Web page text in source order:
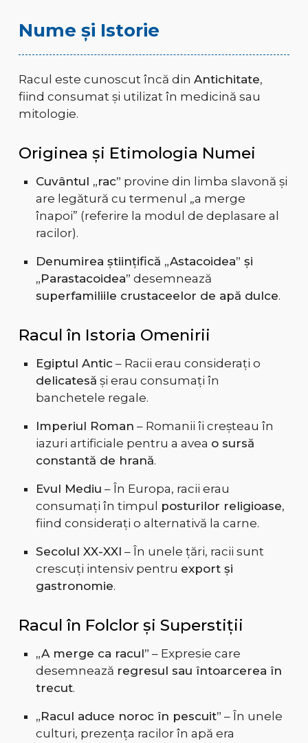
Nume și Istorie
Racul este cunoscut încă din Antichitate,
fiind consumat și utilizat în medicină sau
mitologie.
Originea și Etimologia Numei
Cuvântul „rac” provine din limba slavonă și
are legătură cu termenul „a merge
înapoi” (referire la modul de deplasare al
racilor).
Denumirea științifică „Astacoidea” și
„Parastacoidea” desemnează
superfamiliile crustaceelor de apă dulce.
Racul în Istoria Omenirii
Egiptul Antic– Racii erau considerați o
delicatesă și erau consumați în
banchetele regale.
Imperiul Roman – Romanii îi creșteau în
iazuri artificiale pentru a avea o sursă
constantă de hrană.
Evul Mediu – În Europa, racii erau
consumați în timpul
posturilor religioase,
fiind considerați o alternativă la carne.
Secolul XX-XXI – În unele țări, racii sunt
crescuți intensiv pentru export și
gastronomie.
Racul în Folclor și Superstiții
„A merge ca racul” – Expresie care
desemnează regresul sau întoarcerea în
trecut.
„Racul aduce noroc în pescuit” – În unele
culturi, prezența racilor în apă era